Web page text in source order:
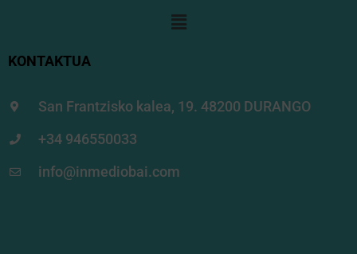
KONTAKTUA
San Frantzisko kalea, 19. 48200 DURANGO
+34 946550033
info@inmediobai.com